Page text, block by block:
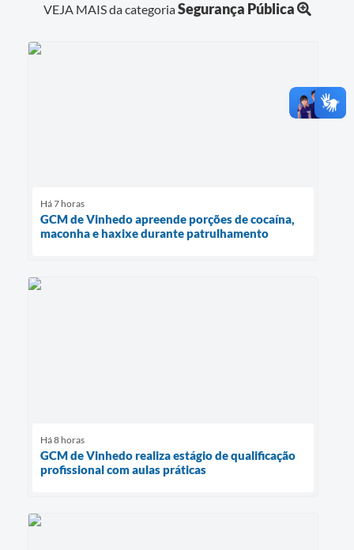
VEJA MAIS da categoriaSegurança Pública
Há 7 horas
GCM de Vinhedo apreende porções de cocaína,
maconha e haxixe durante patrulhamento
Há 8 horas
GCM de Vinhedo realiza estágio de qualificação
profissional com aulas práticas